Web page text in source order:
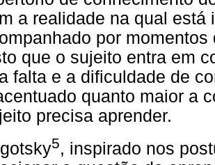
a realidade na qual
por
que o sujeito entra em
falta e a dificuldade de
quanto maior a
precisa aprender.
5, inspirado nos